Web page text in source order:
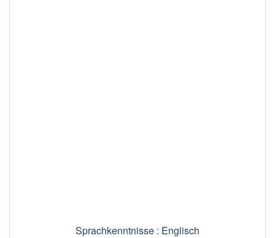
Sprachkenntnisse : Englisch